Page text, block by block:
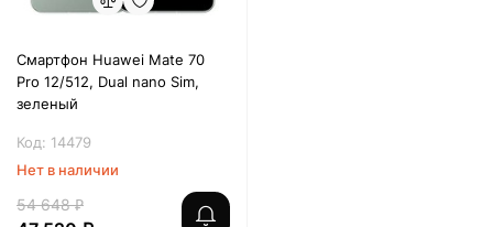
Смартфон Huawei Mate 70
Pro 12/512, Dual nano Sim,
зеленый
Код: 14479
Нет в наличии
54 648 ₽